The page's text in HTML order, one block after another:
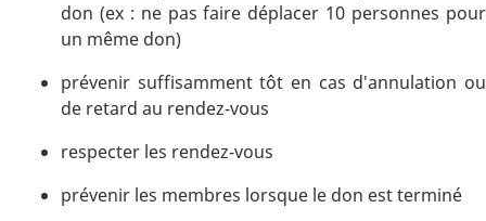
don (ex : ne pas faire déplacer 10 personnes pour
un même don)
prévenir suffisamment tôt en cas d'annulation ou
de retard au rendez-vous
respecter les rendez-vous
prévenir les membres lorsque le don est terminé